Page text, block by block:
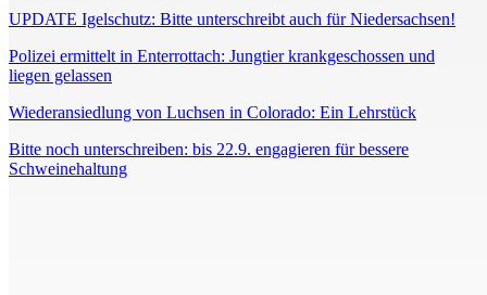
UPDATE Igelschutz: Bitte unterschreibt auch für Niedersachsen!
Polizei ermittelt in Enterrottach: Jungtier krankgeschossen und
liegen gelassen
Wiederansiedlung von Luchsen in Colorado: Ein Lehrstück
Bitte noch unterschreiben: bis 22.9. engagieren für bessere
Schweinehaltung